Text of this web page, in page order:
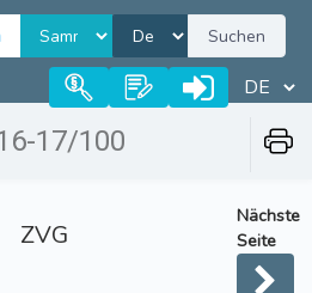
Suchen
17/100
ZVG
Nächste
Seite